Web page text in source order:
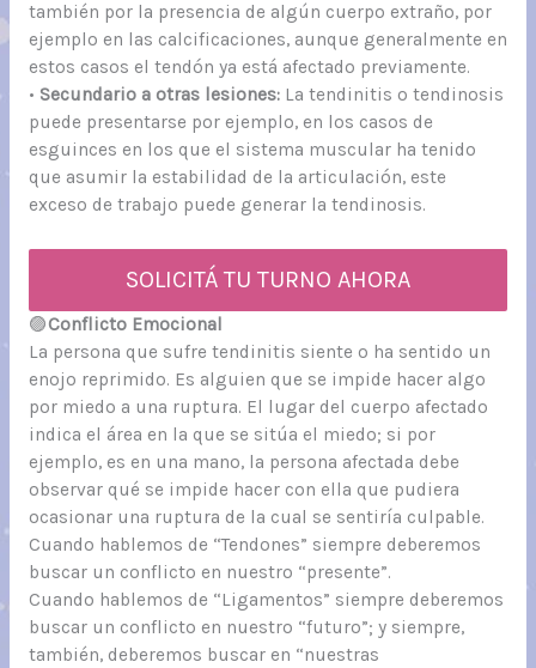
también por la presencia de algún cuerpo extraño, por
ejemplo en las calcificaciones, aunque generalmente en
estos casos el tendón ya está afectado previamente.
• Secundario a otras lesiones:La tendinitis o tendinosis
puede presentarse por ejemplo, en los casos de
esguinces en los que el sistema muscular ha tenido
que asumir la estabilidad de la articulación, este
exceso de trabajo puede generar la tendinosis.
SOLICITÁ TU TURNO AHORA
🟣Conflicto Emocional
La persona que sufre tendinitis siente o ha sentido un
enojo reprimido. Es alguien que se impide hacer algo
por miedo a una ruptura. El lugar del cuerpo afectado
indica el área en la que se sitúa el miedo; si por
ejemplo, es en una mano, la persona afectada debe
observar qué se impide hacer con ella que pudiera
ocasionar una ruptura de la cual se sentiría culpable.
Cuando hablemos de “Tendones” siempre deberemos
buscar un conflicto en nuestro “presente”.
Cuando hablemos de “Ligamentos” siempre deberemos
buscar un conflicto en nuestro “futuro”; y siempre,
también, deberemos buscar en “nuestras